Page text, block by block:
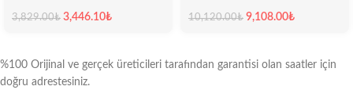
3,829.00₺ 3,446.10₺ 10,120.00₺ 9,108.00₺
%100 Orijinal ve gerçek üreticileri tarafından garantisi olan saatler için
doğru adrestesiniz.